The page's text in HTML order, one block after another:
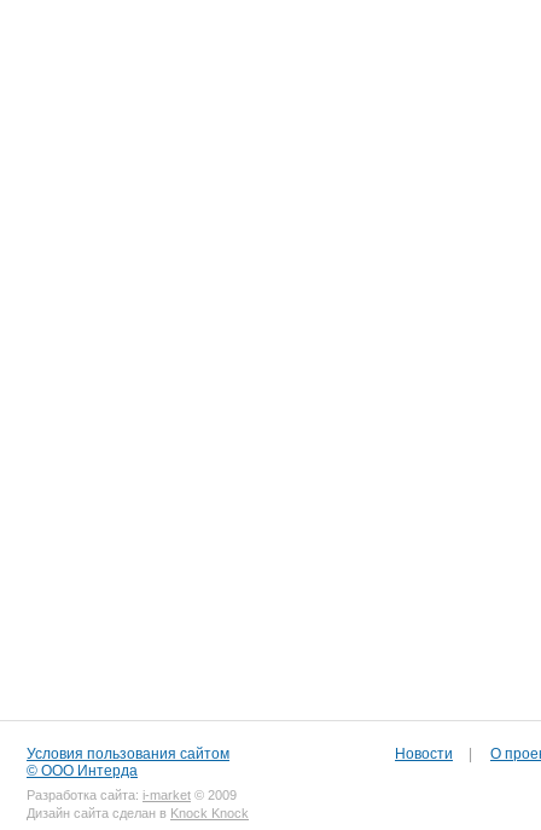
Условия пользования сайтом
© ООО Интерда
Разработка сайта: i-market © 2009
Дизайн сайта сделан в Knock Knock
Новости О